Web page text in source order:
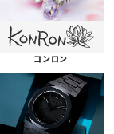
コンロン